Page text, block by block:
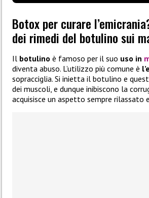
Botox per curare
dei rimedi del botulino sui
Il botulino è famoso per il suo uso in
diventa abuso. L’utilizzo più comune è
sopracciglia. Si inietta il botulino e
dei muscoli, e dunque inibiscono la
acquisisce un aspetto sempre rilassato